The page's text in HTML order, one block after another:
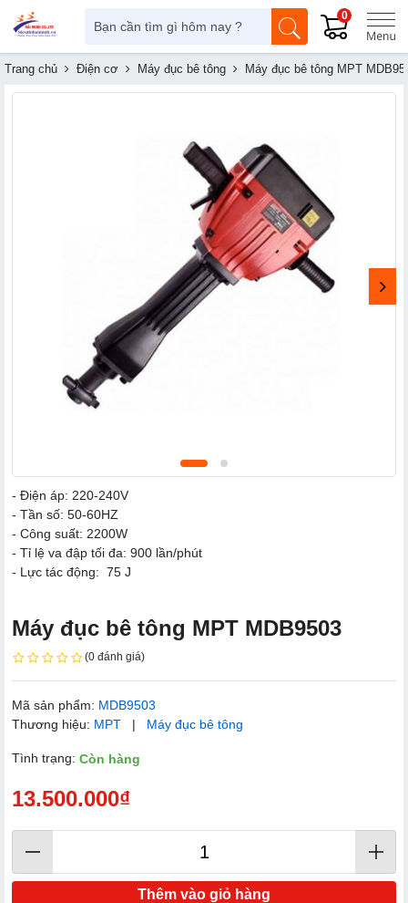
0
Trang chủ Điện cơ Máy đục bê tông Máy đục bê tông MPT
- Điện áp: 220-240V
- Tần số: 50-60HZ
- Công suất: 2200W
- Tỉ lệ va đập tối đa: 900 lần/phút
- Lực tác động: 75 J
Máy đục bê tông MPT MDB9503
(0 đánh giá)
Mã sản phẩm: MDB9503
Thương hiệu: MPT | Máy đục bê tông
Tình trạng: Còn hàng
13.500.000₫
Thêm vào giỏ hàng